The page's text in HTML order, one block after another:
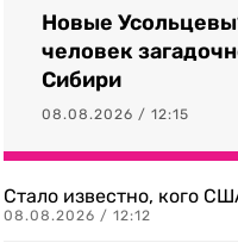
Новые
человек
Сибири
08.08.2026 / 12:15
Стало известно, кого
08.08.2026 / 12:12